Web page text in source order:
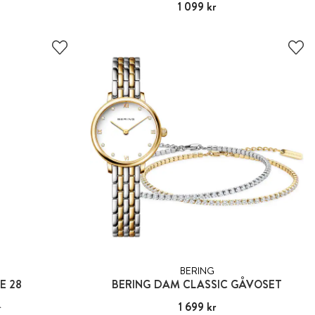
Pris :1 099 kr
1 099 kr
28
pris
BERING
BERING DAM CLASSIC GÅVOSET
Pris :1 699 kr
1 699 kr